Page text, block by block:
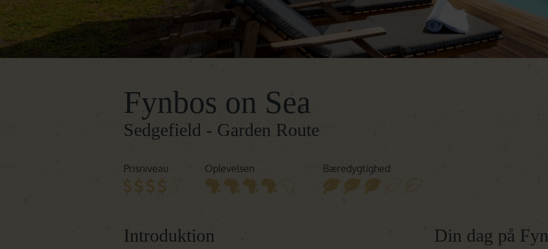
Oplev Namibia
Rejser til Namibia
Det Indiske Ocean
Fynbos on Sea
Sedgefield - Garden Route
Prisniveau Oplevelsen Bæredygtighed
Introduktion Din dag på